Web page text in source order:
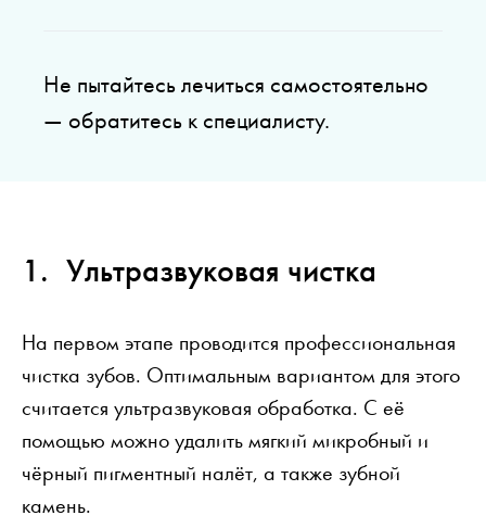
Не пытайтесь лечиться самостоятельно
— обратитесь к специалисту.
Ультразвуковая чистка
На первом этапе проводится профессиональная
чистка зубов. Оптимальным вариантом для этого
считается ультразвуковая обработка. С её
помощью можно удалить мягкий микробный и
чёрный пигментный налёт, а также зубной
камень.